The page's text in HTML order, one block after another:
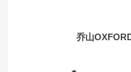
乔山